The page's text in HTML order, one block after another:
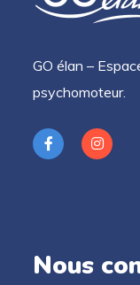
GO élan –
psychomoteur.
Nous